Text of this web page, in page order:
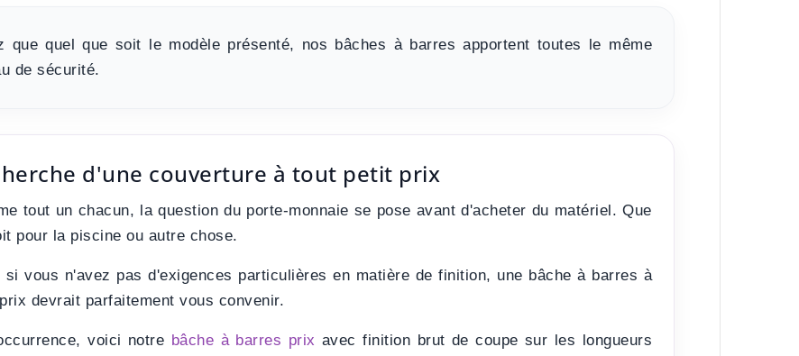
que quel que soit le modèle présenté, nos bâches à barres apportent toutes le même
de sécurité.
d'une couverture à tout petit prix
tout un chacun, la question du porte-monnaie se pose avant d'acheter du matériel. Que
pour la piscine ou autre chose.
si vous n'avez pas d'exigences particulières en matière de finition, une bâche à barres à
devrait parfaitement vous convenir.
voici notre bâche à barres prix avec finition brut de coupe sur les longueurs